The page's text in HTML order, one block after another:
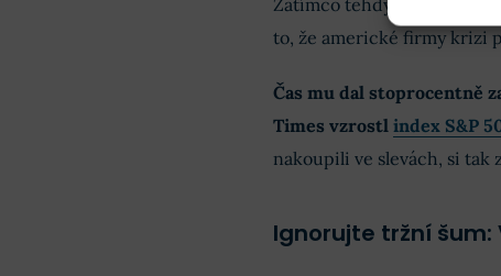
Zatímco tehdy trh ovládal
to, že americké firmy krizi
Čas mu dal stoprocentně
Times vzrostl index S&P
nakoupili ve slevách, si tak
Ignorujte tržní